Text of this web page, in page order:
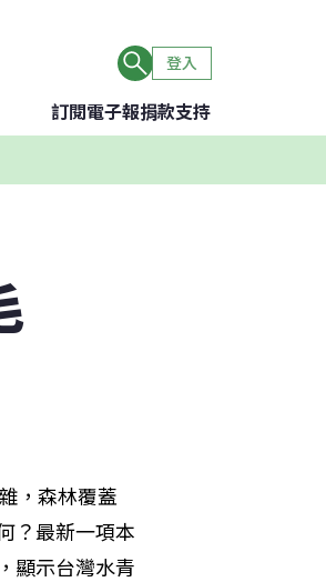
登入
訂閱電子報捐款支持
，森林覆蓋
？最新一項本
顯示台灣水青